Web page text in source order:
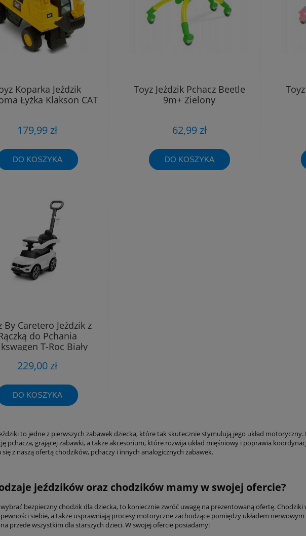
Koparka Jeździk
Łyżka Klakson CAT
179,99 zł
DO KOSZYKA
Toyz Jeździk Pchacz Beetle
9m+ Zielony
62,99 zł
DO KOSZYKA
By Caretero Jeździk z
do Pchania
T-Roc Biały
229,00 zł
DO KOSZYKA
to jedne z pierwszych zabawek dziecka, które tak skutecznie stymulują jego układ motoryczny.
pchacza, grającej zabawki, a także akcesorium, które rozwija układ mięśniowy i poprawia
się z naszą ofertą chodzików, pchaczy i innych analogicznych zabawek.
jeździków oraz chodzików mamy w swojej ofercie?
wybrać bezpieczny chodzik dla dziecka, to koniecznie zwróć uwagę na prezentowaną ofertę.
siebie, a także usprawniają procesy motoryczne zachodzące pomiędzy układem
przede wszystkim dla starszych dzieci. W swojej ofercie posiadamy: